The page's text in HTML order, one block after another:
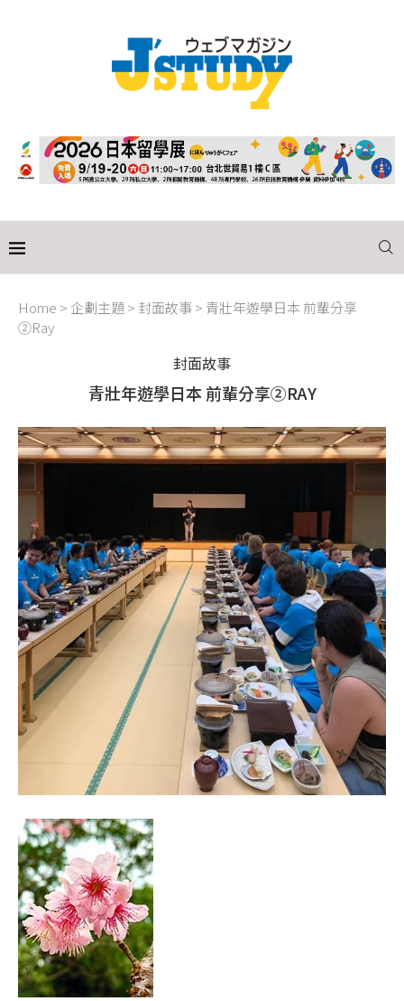
Home > 企劃主題> 封面故事> 青壯年遊學日本 前輩分享
②Ray
封面故事
青壯年遊學日本 前輩分享②RAY